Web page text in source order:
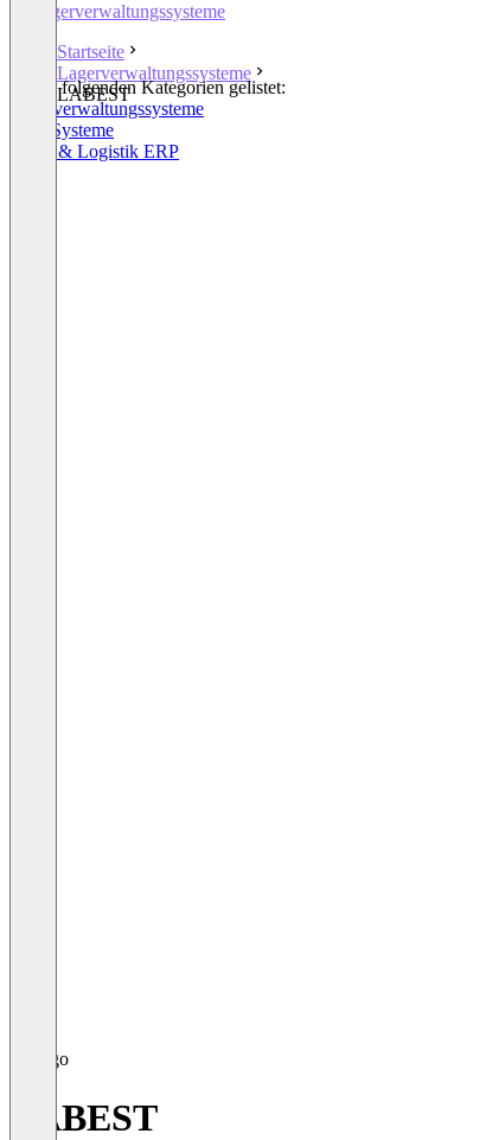
Lagerverwaltungssysteme
Startseite
Lagerverwaltungssysteme
LABEST
In den folgenden Kategorien gelistet:
Lagerverwaltungssysteme
ERP-Systeme
Lager & Logistik ERP
LABEST